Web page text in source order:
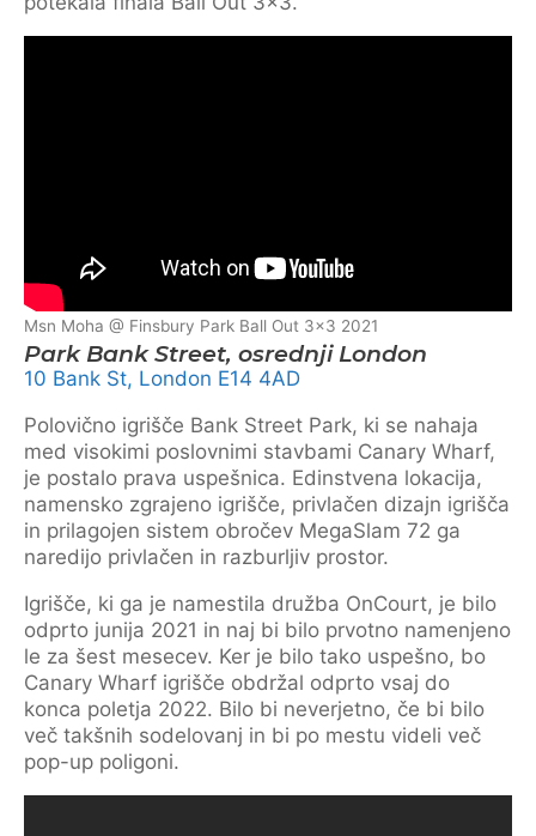
Msn Moha @ Finsbury Park Ball Out 3×3 2021
Park Bank Street, osrednji London
10 Bank St, London E14 4AD
Polovično igrišče Bank Street Park, ki se nahaja
med visokimi poslovnimi stavbami Canary Wharf,
je postalo prava uspešnica. Edinstvena lokacija,
namensko zgrajeno igrišče, privlačen dizajn igrišča
in prilagojen sistem obročev MegaSlam 72 ga
naredijo privlačen in razburljiv prostor.
Igrišče, ki ga je namestila družba OnCourt, je bilo
odprto junija 2021 in naj bi bilo prvotno namenjeno
le za šest mesecev. Ker je bilo tako uspešno, bo
Canary Wharf igrišče obdržal odprto vsaj do
konca poletja 2022. Bilo bi neverjetno, če bi bilo
več takšnih sodelovanj in bi po mestu videli več
pop-up poligoni.